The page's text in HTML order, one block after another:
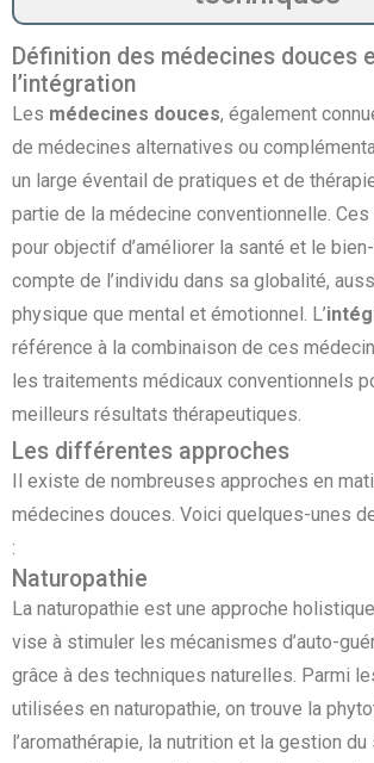
Définition des médecines douces
l’intégration
Les médecines douces, également
de médecines alternatives ou
un large éventail de pratiques et de
partie de la médecine conventionnelle.
pour objectif d’améliorer la santé et le
compte de l’individu dans sa globalité,
physique que mental et émotionnel. L’
référence à la combinaison de ces
les traitements médicaux conventionnels
meilleurs résultats thérapeutiques.
Les différentes approches
Il existe de nombreuses approches en
médecines douces. Voici quelques-unes
:
Naturopathie
La naturopathie est une approche
vise à stimuler les mécanismes d’auto-
grâce à des techniques naturelles. Parmi
utilisées en naturopathie, on trouve la
l’aromathérapie, la nutrition et la gestion